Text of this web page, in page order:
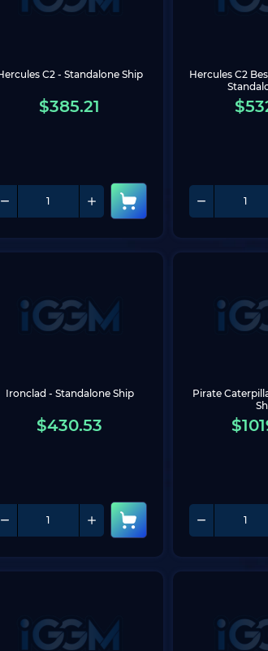
C2 - Standalone Ship
$385.21
Hercules C2
$
Ironclad - Standalone Ship
$430.53
Pirate
$